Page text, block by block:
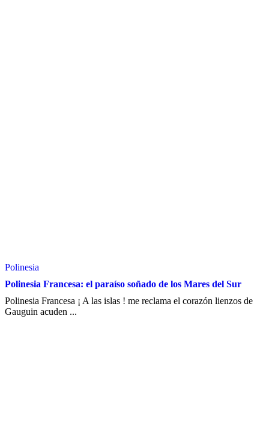
Polinesia
Polinesia Francesa: el paraíso soñado de los Mares del Sur
Polinesia Francesa ¡ A las islas ! me reclama el corazón lienzos de
Gauguin acuden ...